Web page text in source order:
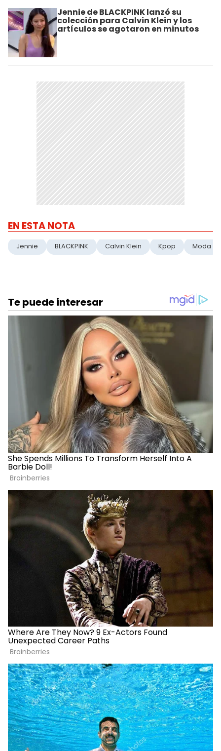
Jennie de BLACKPINK lanzó su
colección para Calvin Klein y los
artículos se agotaron en minutos
EN ESTA NOTA
Jennie BLACKPINK Calvin Klein Kpop Moda